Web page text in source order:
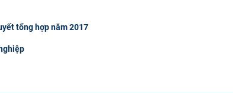
tổng hợp năm 2017